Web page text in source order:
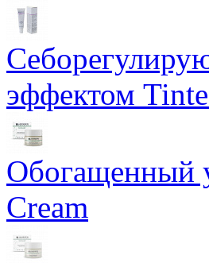
эффектом
Обогащенный
Cream